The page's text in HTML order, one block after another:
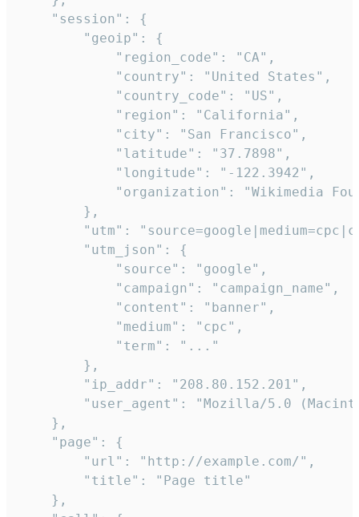
    "session": {
        "geoip": {
            "region_code": "CA",
            "country": "United States",
            "country_code": "US",
            "region": "California",
            "city": "San Francisco",
            "latitude": "37.7898",
            "longitude": "-122.3942",
"organization": "Wikimedia
        },
"utm":
        "utm_json": {
            "source": "google",
            "campaign": "campaign_name",
            "content": "banner",
            "medium": "cpc",
            "term": "..."
        },
        "ip_addr": "208.80.152.201",
"user_agent": "Mozilla/5.0
    },
    "page": {
        "url": "http://example.com/",
        "title": "Page title"
    },